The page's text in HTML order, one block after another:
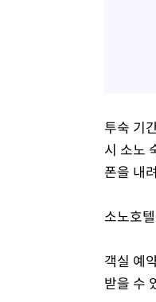
투숙 기
시 소노
폰을 내
소노호
객실 예
받을 수